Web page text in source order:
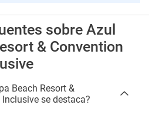
sobre Azul
& Convention
Beach Resort &
se destaca?